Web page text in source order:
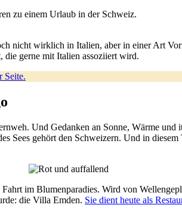
nicht wirklich in Italien, aber in einer Art
gerne mit Italien assoziiert wird.
Seite.
Und Gedanken an Sonne, Wärme
Sees gehört den Schweizern. Und in
im Blumenparadies. Wird von
die Villa Emden. Sie dient heute als